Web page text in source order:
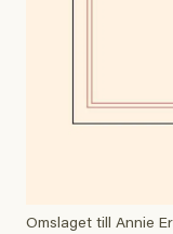
Omslaget till Annie